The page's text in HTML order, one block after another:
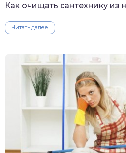
Как очищать сантехнику из
Читать далее